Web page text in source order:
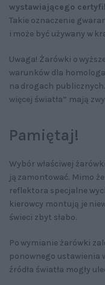
wystawiającego
Takie oznaczenie
i może być używany w
Uwaga! Żarówki o
warunków dla
na drogach
więcej światła” mają
Pamiętaj!
Wybór właściwej
ją zamontować. Mimo
reflektora specjalne
kierowcy montują je
świeci zbyt słabo.
Po wymianie żarówki
ponownego ustawienia
źródła światła mogły